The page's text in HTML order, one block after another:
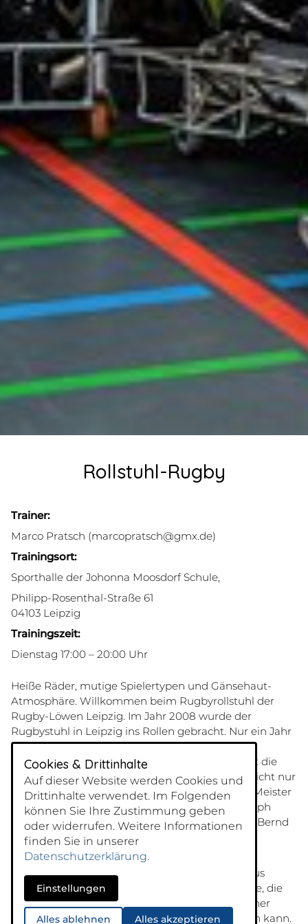
Rollstuhl-Rugby
Trainer:
Marco Pratsch (marcopratsch@gmx.de)
Trainingsort:
Sporthalle der Johonna Moosdorf Schule,
Philipp-Rosenthal-Straße 61
04103 Leipzig
Trainingszeit:
Dienstag 17:00 – 20:00 Uhr
Heiße Räder, mutige Spielertypen und Gänsehaut-
Atmosphäre. Willkommen beim Rugbyrollstuhl der
Rugby-Löwen Leipzig. Im Jahr 2008 wurde der
Rugbystuhl in Leipzig ins Rollen gebracht. Nur ein Jahr
später begann sich das Team erfolgreich in der
Regionalliga Nord/Ost zu etablieren. Hier mischt die
Auswahl rund um Spielertrainer Dirk Schmidt nicht nur
mit, sondern wurde bereits vier Mal erfolgreich Meister
in der Regionalliga Nord/Ost. Ein weiterer Triumph
erfolgte 2014, als die Ruby-Löwen mal eben das Bernd
Best-Turnier, das größte Rugbyturnier Europas,
förmlich mit ihrer Spielintelligenz überrollten.
Die Spieler:innen des Mixed-Teams stammen aus
Sachsen und Sachsen-Anhalt. Eine bunte Truppe, die
weiß wie Schweiß, Ehrgeiz und Teamgeist zu einer
gemeinschaftsfördernden runden Sache werden kann.
Cookies & Drittinhalte
Auf dieser Website werden Cookies und
Drittinhalte verwendet. Im Folgenden
können Sie Ihre Zustimmung geben
oder widerrufen. Weitere Informationen
finden Sie in unserer
Datenschutzerklärung.
Einstellungen
Alles ablehnen Alles akzeptieren